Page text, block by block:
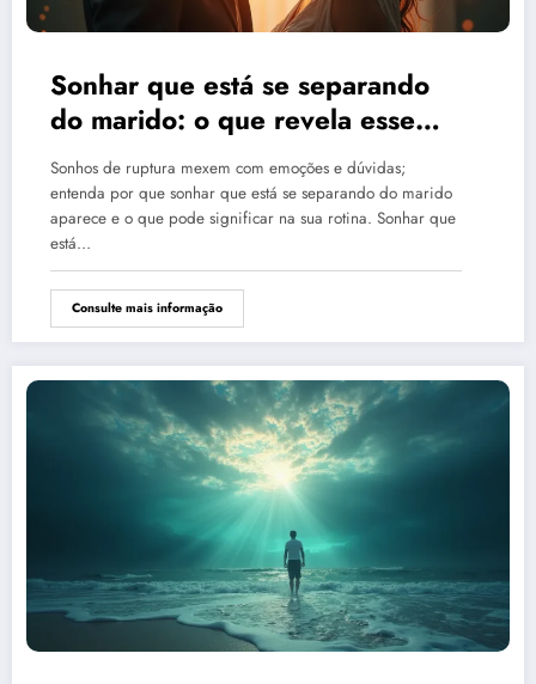
Sonhar que está se separando
do marido: o que revela esse
sonho?
Sonhos de ruptura mexem com emoções e dúvidas;
entenda por que sonhar que está se separando do marido
aparece e o que pode significar na sua rotina. Sonhar que
está…
Consulte mais informação